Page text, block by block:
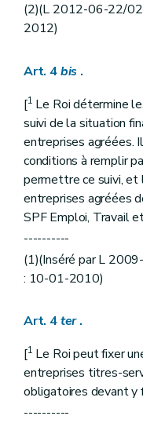
(2)(L 2012-06-22/
2012)
Art. 4bis .
[1 Le Roi détermine
suivi de la situation
entreprises agréées.
conditions à remplir
permettre ce suivi,
entreprises agréées
SPF Emploi, Travail
----------
(1)(Inséré par L
: 10-01-2010)
Art. 4ter.
[1 Le Roi peut fixer
entreprises titres-
obligatoires devant y
----------